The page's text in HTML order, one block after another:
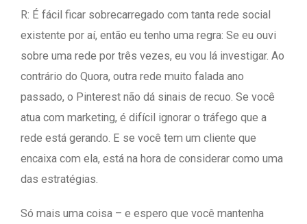
R: É fácil ficar sobrecarregado com tanta rede social
existente por aí, então eu tenho uma regra: Se eu ouvi
sobre uma rede por três vezes, eu vou lá investigar. Ao
contrário do Quora, outra rede muito falada ano
passado, o Pinterest não dá sinais de recuo. Se você
atua com marketing, é difícil ignorar o tráfego que a
rede está gerando. E se você tem um cliente que
encaixa com ela, está na hora de considerar como uma
das estratégias.
Só mais uma coisa – e espero que você mantenha